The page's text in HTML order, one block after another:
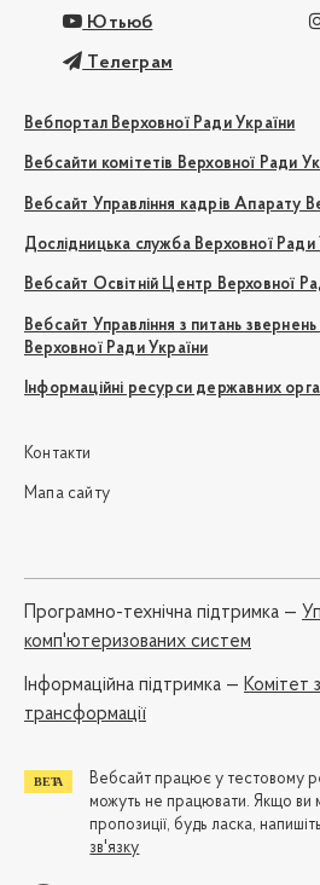
Ютьюб
Телеграм
Вебпортал Верховної Ради України
Вебсайти комітетів Верховної Ради
Вебсайт Управління кадрів Апарату
Дослідницька служба Верховної Ради
Вебсайт Освітній Центр Верховної
Вебсайт Управління з питань
Верховної Ради України
Інформаційні ресурси державних
Контакти
Мапа сайту
Програмно-технічна підтримка —
комп'ютеризованих систем
Iнформаційна підтримка — Комітет
трансформації
Вебсайт працює у тестовому
можуть не працювати. Якщо ви
пропозиції, будь ласка,
зв'язку